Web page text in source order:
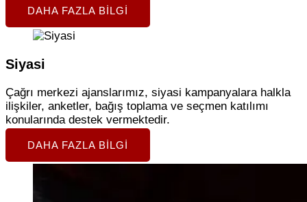
DAHA FAZLA BILGI
Siyasi
Çağrı merkezi ajanslarımız, siyasi kampanyalara halkla
ilişkiler, anketler, bağış toplama ve seçmen katılımı
konularında destek vermektedir.
DAHA FAZLA BILGI